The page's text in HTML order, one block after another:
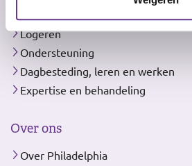
Logeren
Ondersteuning
Dagbesteding, leren en werken
Expertise en behandeling
Over ons
Over Philadelphia